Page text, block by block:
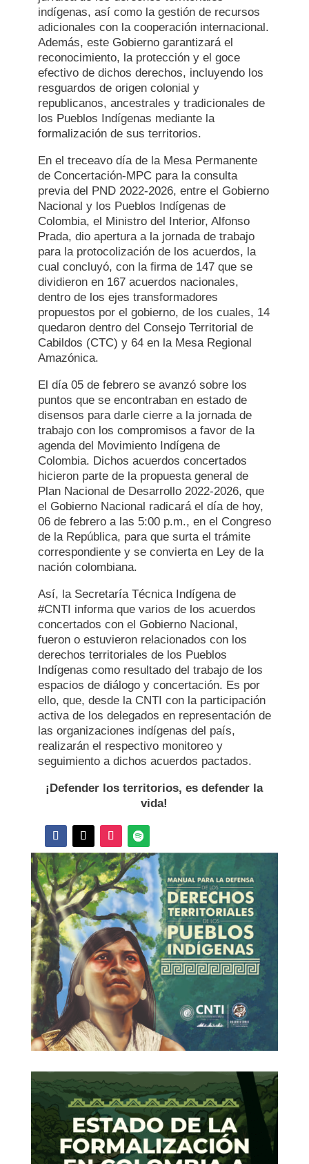
indígenas, así como la gestión de recursos
adicionales con la cooperación internacional.
Además, este Gobierno garantizará el
reconocimiento, la protección y el goce
efectivo de dichos derechos, incluyendo los
resguardos de origen colonial y
republicanos, ancestrales y tradicionales de
los Pueblos Indígenas mediante la
formalización de sus territorios.
En el treceavo día de la Mesa Permanente
de Concertación-MPC para la consulta
previa del PND 2022-2026, entre el Gobierno
Nacional y los Pueblos Indígenas de
Colombia, el Ministro del Interior, Alfonso
Prada, dio apertura a la jornada de trabajo
para la protocolización de los acuerdos, la
cual concluyó, con la firma de 147 que se
dividieron en 167 acuerdos nacionales,
dentro de los ejes transformadores
propuestos por el gobierno, de los cuales, 14
quedaron dentro del Consejo Territorial de
Cabildos (CTC) y 64 en la Mesa Regional
Amazónica.
El día 05 de febrero se avanzó sobre los
puntos que se encontraban en estado de
disensos para darle cierre a la jornada de
trabajo con los compromisos a favor de la
agenda del Movimiento Indígena de
Colombia. Dichos acuerdos concertados
hicieron parte de la propuesta general de
Plan Nacional de Desarrollo 2022-2026, que
el Gobierno Nacional radicará el día de hoy,
06 de febrero a las 5:00 p.m., en el Congreso
de la República, para que surta el trámite
correspondiente y se convierta en Ley de la
nación colombiana.
Así, la Secretaría Técnica Indígena de
#CNTI informa que varios de los acuerdos
concertados con el Gobierno Nacional,
fueron o estuvieron relacionados con los
derechos territoriales de los Pueblos
Indígenas como resultado del trabajo de los
espacios de diálogo y concertación. Es por
ello, que, desde la CNTI con la participación
activa de los delegados en representación de
las organizaciones indígenas del país,
realizarán el respectivo monitoreo y
seguimiento a dichos acuerdos pactados.
¡Defender los territorios, es defender la
vida!